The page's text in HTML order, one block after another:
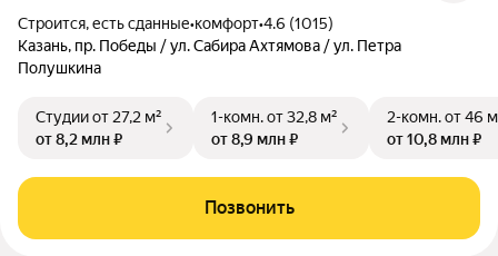
Строится, есть сданные•комфорт•4.6 (1015)
Казань, пр. Победы / ул. Сабира Ахтямова / ул. Петра
Полушкина
Студииот 27,2 м²
от 8,2 млн ₽
1-комн.от 32,8 м²
от 8,9 млн ₽
2-комн.от 46
от 10,8 млн ₽
Позвонить